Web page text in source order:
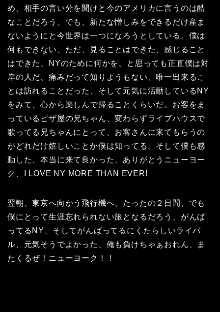
め、相手の言い分を聞けと今のアメリカに言うのは酷
なことだろう。でも、新たな憎しみをできるだけ産ま
ないようにと今世界は一つになろうとしている。僕は
何もできない、ただ、見ることはできた、感じること
はできた、NYのために何かを、と思っても正直僕は対
岸の人だ、痛みだって知りようもない、唯一出来るこ
とは訪れることだった、そして元気に活動しているNY
をみて、心から楽しんで帰ることくらいだ。お客をま
っているピザ屋の兄ちゃん、変わらずライブハウスで
歌ってる兄ちゃんにとって、お客さんに来てもらうの
がどれだけ嬉しいことか僕は知ってる。そして僕も感
動した、本当に来て良かった、ありがとうニューヨー
ク、I LOVE NY MORE THAN EVER!
翌朝、東京へ向かう飛行機へ、たったの２日間、でも
僕にとって生涯忘れられない旅となるだろう、がんば
ってるNY、そしてがんばってるにくたらしいライバ
ル、元気そうでよかった、俺も負けちゃぁおれん、ま
たくるぜ！ニューヨーク！！